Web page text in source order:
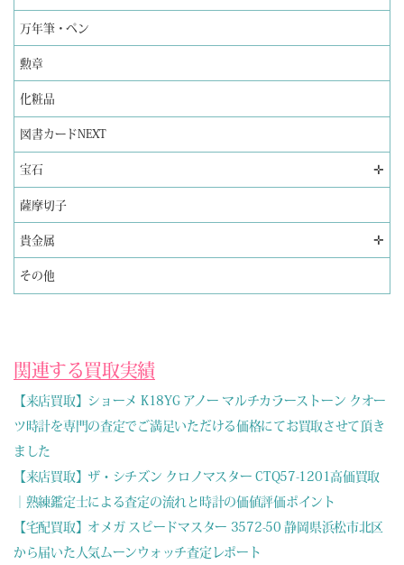
万年筆・ペン
勲章
化粧品
図書カードNEXT
宝石 ✛
薩摩切子
貴金属 ✛
その他
関連する買取実績
【来店買取】ショーメ K18YG アノー マルチカラーストーン クオー
ツ時計を専門の査定でご満足いただける価格にてお買取させて頂き
ました
【来店買取】ザ・シチズン クロノマスター CTQ57-1201高価買取
｜熟練鑑定士による査定の流れと時計の価値評価ポイント
【宅配買取】オメガ スピードマスター 3572-50 静岡県浜松市北区
から届いた人気ムーンウォッチ査定レポート